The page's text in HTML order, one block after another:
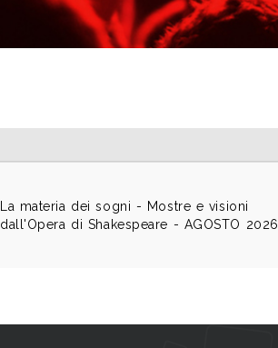
La materia dei sogni - Mostre e visioni
dall'Opera di Shakespeare - AGOSTO 2026